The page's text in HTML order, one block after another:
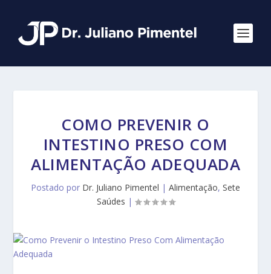
COMO PREVENIR O
INTESTINO PRESO COM
ALIMENTAÇÃO ADEQUADA
Postado por Dr. Juliano Pimentel | Alimentação, Sete
Saúdes |